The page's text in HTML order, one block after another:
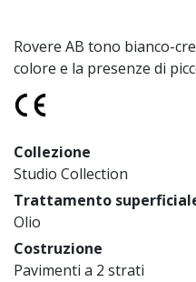
Rovere AB tono bianco-
colore e la presenze di
Collezione
Studio Collection
Trattamento
Olio
Costruzione
Pavimenti a 2 strati